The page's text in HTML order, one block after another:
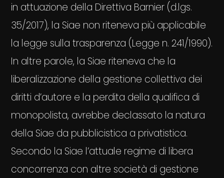
in attuazione della Direttiva Barnier (d.lgs.
35/2017), la Siae non riteneva più applicabile
la legge sulla trasparenza (Legge n. 241/1990).
In altre parole, la Siae riteneva che la
liberalizzazione della gestione collettiva dei
diritti d’autore e la perdita della qualifica di
monopolista, avrebbe declassato la natura
della Siae da pubblicistica a privatistica.
Secondo la Siae l’attuale regime di libera
concorrenza con altre società di gestione